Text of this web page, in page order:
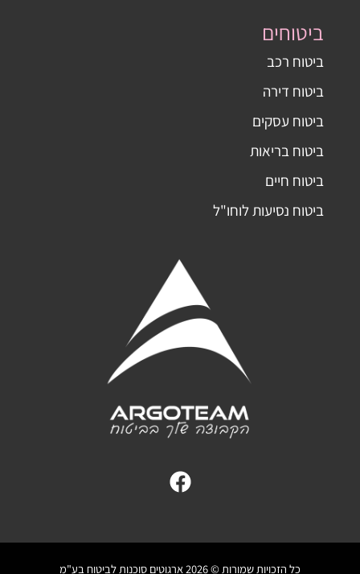
ביטוחים
ביטוח רכב
ביטוח דירה
ביטוח עסקים
ביטוח בריאות
ביטוח חיים
ביטוח נסיעות לוחו"ל
כל הזכויות שמורות © 2026 ארגוטים סוכנות לביטוח בע"מ